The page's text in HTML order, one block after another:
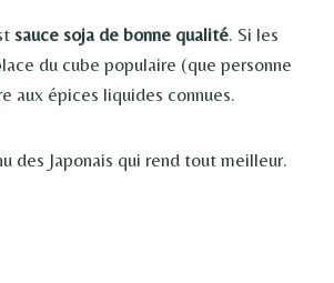
sauce soja de bonne qualité. Si les
du cube populaire (que personne
aux épices liquides connues.
des Japonais qui rend tout meilleur.